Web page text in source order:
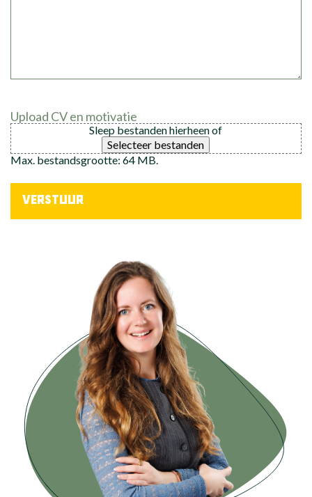
Upload CV en motivatie
Sleep bestanden hierheen of
Selecteer bestanden
Max. bestandsgrootte: 64 MB.
VERSTUUR